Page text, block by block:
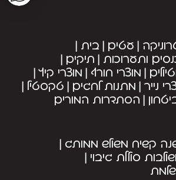
עטים בית
ותערוכות תיקים
מוצרי חורף מוצרי קיץ
נייר מתנות לחגים טקסטיל
הסתדרות המורים
קשיח משולש ממותג
סוללת גיבוי